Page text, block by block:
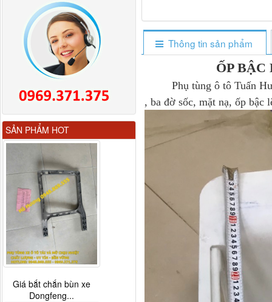
Thông tin sản phẩm
ỐP BẬC
Phụ tùng ô tô Tuấn
, ba đờ sốc, mặt nạ, ốp bậc
SẢN PHẨM HOT
Gương chiếu hậu FAW
JH6 có sấy...
Giá bắt chắn bùn xe
Dongfeng...